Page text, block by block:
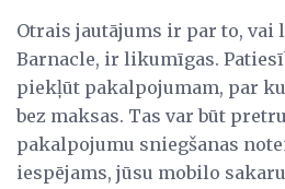
Otrais jautājums ir par to, vai
Barnacle, ir likumīgas.
piekļūt pakalpojumam, par
bez maksas. Tas var būt
pakalpojumu sniegšanas
iespējams, jūsu mobilo